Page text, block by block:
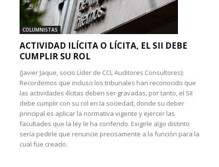
COLUMNISTAS
ACTIVIDAD ILÍCITA O LÍCITA, EL SII DEBE
CUMPLIR SU ROL
(Javier Jaque, socio Líder de CCL Auditores Consultores):
Recordemos que incluso los tribunales han reconocido que
las actividades ilícitas deben ser gravadas, por tanto, el SII
debe cumplir con su rol en la sociedad, donde su deber
principal es aplicar la normativa vigente y ejercer las
facultades que la ley le ha conferido. Exigirle algo distinto
sería pedirle que renuncie precisamente a la función para la
cual fue creado.